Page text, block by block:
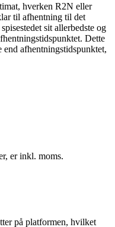
hverken R2N eller
til afhentning til det
sit allerbedste og
Dette
end afhentningstidspunktet,
er inkl. moms.
på platformen, hvilket